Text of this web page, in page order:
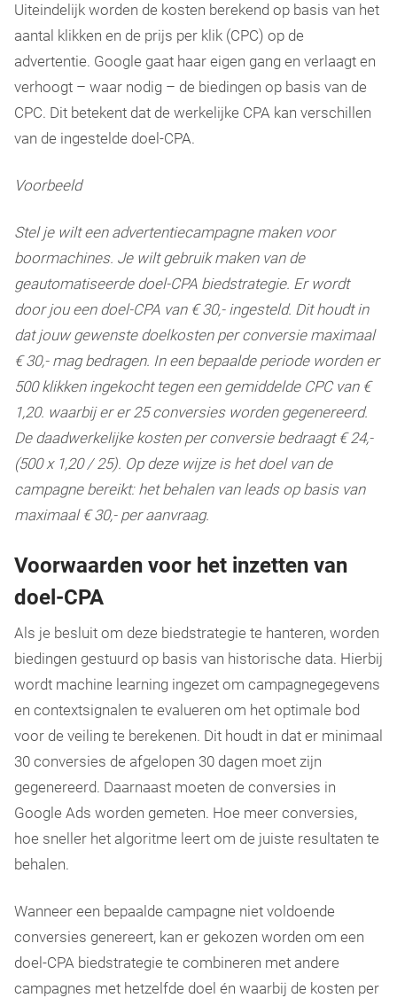
Uiteindelijk worden de kosten berekend op basis van het
aantal klikken en de prijs per klik (CPC) op de
advertentie. Google gaat haar eigen gang en verlaagt en
verhoogt – waar nodig – de biedingen op basis van de
CPC. Dit betekent dat de werkelijke CPA kan verschillen
van de ingestelde doel-CPA.
Voorbeeld
Stel je wilt een advertentiecampagne maken voor
boormachines. Je wilt gebruik maken van de
geautomatiseerde doel-CPA biedstrategie. Er wordt
door jou een doel-CPA van € 30,- ingesteld. Dit houdt in
dat jouw gewenste doelkosten per conversie maximaal
€ 30,- mag bedragen. In een bepaalde periode worden er
500 klikken ingekocht tegen een gemiddelde CPC van €
1,20. waarbij er er 25 conversies worden gegenereerd.
De daadwerkelijke kosten per conversie bedraagt € 24,-
(500 x 1,20 / 25). Op deze wijze is het doel van de
campagne bereikt: het behalen van leads op basis van
maximaal € 30,- per aanvraag.
Voorwaarden voor het inzetten van
doel-CPA
Als je besluit om deze biedstrategie te hanteren, worden
biedingen gestuurd op basis van historische data. Hierbij
wordt machine learning ingezet om campagnegegevens
en contextsignalen te evalueren om het optimale bod
voor de veiling te berekenen. Dit houdt in dat er minimaal
30 conversies de afgelopen 30 dagen moet zijn
gegenereerd. Daarnaast moeten de conversies in
Google Ads worden gemeten. Hoe meer conversies,
hoe sneller het algoritme leert om de juiste resultaten te
behalen.
Wanneer een bepaalde campagne niet voldoende
conversies genereert, kan er gekozen worden om een
doel-CPA biedstrategie te combineren met andere
campagnes met hetzelfde doel én waarbij de kosten per